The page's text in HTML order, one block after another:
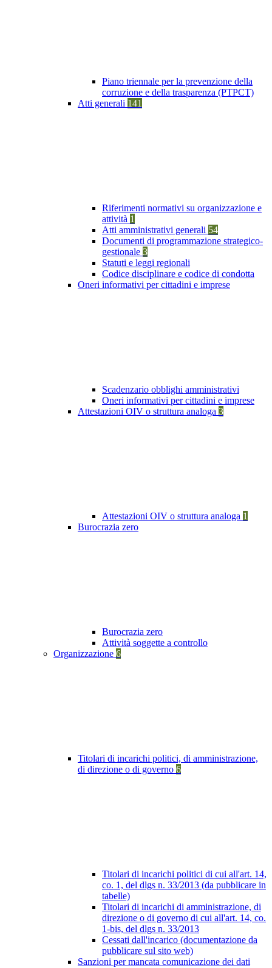
Piano triennale per la prevenzione della
corruzione e della trasparenza (PTPCT)
Atti generali 141
Riferimenti normativi su organizzazione e
attività 1
Atti amministrativi generali 54
Documenti di programmazione strategico-
gestionale 3
Statuti e leggi regionali
Codice disciplinare e codice di condotta
Oneri informativi per cittadini e imprese
Scadenzario obblighi amministrativi
Oneri informativi per cittadini e imprese
Attestazioni OIV o struttura analoga 3
Attestazioni OIV o struttura analoga 1
Burocrazia zero
Burocrazia zero
Attività soggette a controllo
Organizzazione 6
Titolari di incarichi politici, di amministrazione,
di direzione o di governo 6
Titolari di incarichi politici di cui all'art. 14,
co. 1, del dlgs n. 33/2013 (da pubblicare in
tabelle)
Titolari di incarichi di amministrazione, di
direzione o di governo di cui all'art. 14, co.
1-bis, del dlgs n. 33/2013
Cessati dall'incarico (documentazione da
pubblicare sul sito web)
Sanzioni per mancata comunicazione dei dati